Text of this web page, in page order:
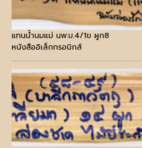
แทนน้ำนมแม่ นพ.บ.4/1ข ผูก8
หนังสืออิเล็กทรอนิกส์